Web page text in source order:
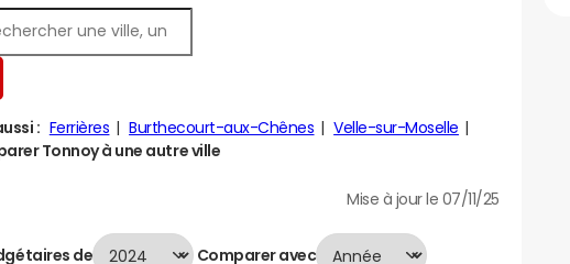
: Ferrières Burthecourt-aux-Chênes
Velle-sur-Moselle
Tonnoy à une autre ville
Mise à jour le 07/11/25
de Comparer avec